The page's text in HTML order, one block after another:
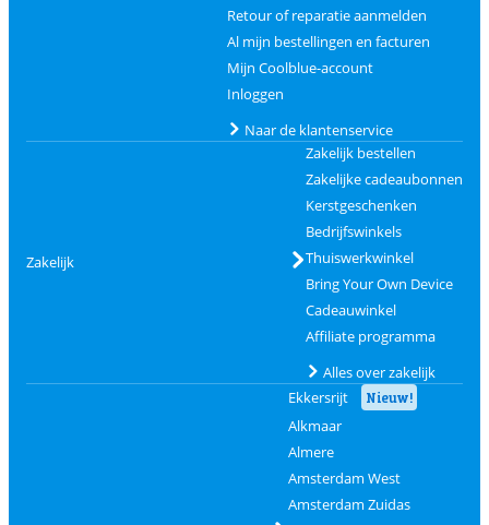
Retour of reparatie aanmelden
Al mijn bestellingen en facturen
Mijn Coolblue-account
Inloggen
Naar de klantenservice
Zakelijk
Zakelijk bestellen
Zakelijke cadeaubonnen
Kerstgeschenken
Bedrijfswinkels
Thuiswerkwinkel
Bring Your Own Device
Cadeauwinkel
Affiliate programma
Alles over zakelijk
Ekkersrijt Nieuw!
Alkmaar
Almere
Amsterdam West
Amsterdam Zuidas